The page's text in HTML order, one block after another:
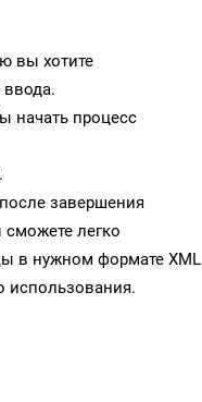
вы хотите
ввода.
начать процесс
завершения
легко
в нужном формате XML
использования.